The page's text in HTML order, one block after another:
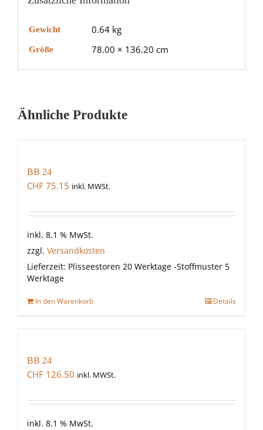
Gewicht 0.64 kg
Größe 78.00 × 136.20 cm
Ähnliche Produkte
BB 24
CHF 75.15 inkl. MWSt.
inkl. 8.1 % MwSt.
zzgl. Versandkosten
Lieferzeit: Plisseestoren 20 Werktage -Stoffmuster 5
Werktage
In den Warenkorb Details
BB 24
CHF 126.50 inkl. MWSt.
inkl. 8.1 % MwSt.